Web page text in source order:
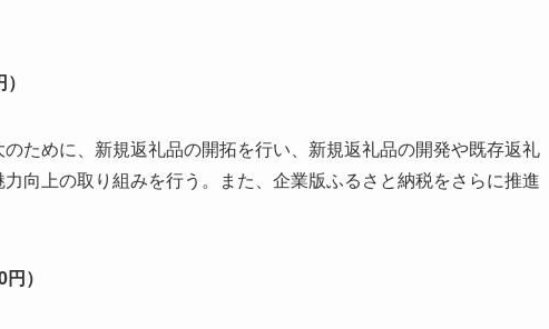
ために、新規返礼品の開拓を行い、新規返礼品の開発や既存返礼
向上の取り組みを行う。また、企業版ふるさと納税をさらに推進
）